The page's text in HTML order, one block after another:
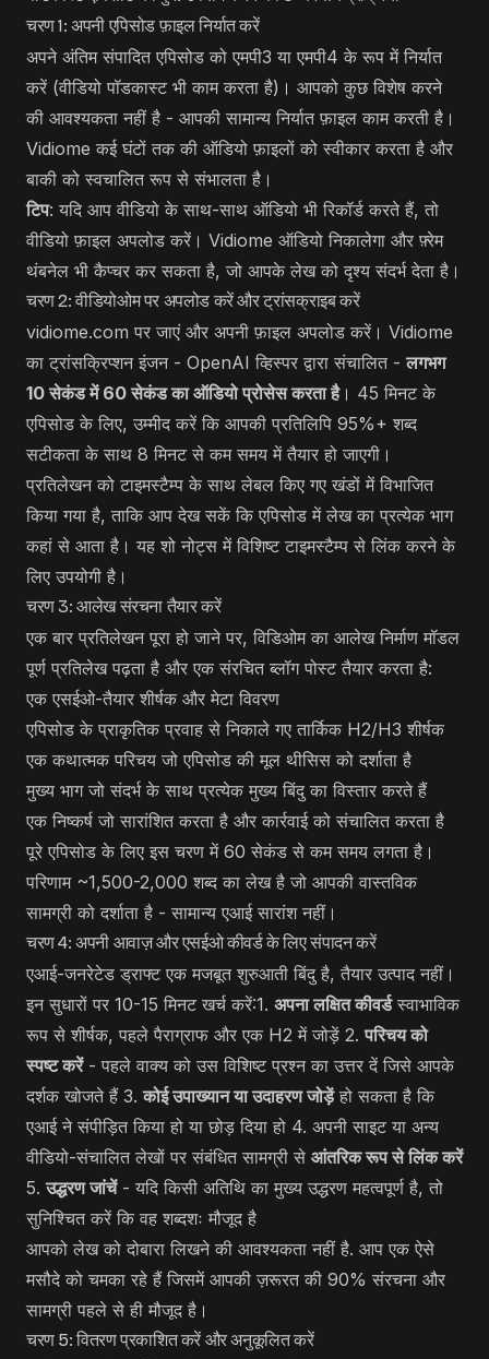
चरण 1: अपनी एपिसोड फ़ाइल निर्यात करें
अपने अंतिम संपादित एपिसोड को एमपी3 या एमपी4 के रूप में निर्यात
करें (वीडियो पॉडकास्ट भी काम करता है)। आपको कुछ विशेष करने
की आवश्यकता नहीं है - आपकी सामान्य निर्यात फ़ाइल काम करती है।
Vidiome कई घंटों तक की ऑडियो फ़ाइलों को स्वीकार करता है और
बाकी को स्वचालित रूप से संभालता है।
टिप: यदि आप वीडियो के साथ-साथ ऑडियो भी रिकॉर्ड करते हैं, तो
वीडियो फ़ाइल अपलोड करें। Vidiome ऑडियो निकालेगा और फ़्रेम
थंबनेल भी कैप्चर कर सकता है, जो आपके लेख को दृश्य संदर्भ देता है।
चरण 2: वीडियोओम पर अपलोड करें और ट्रांसक्राइब करें
vidiome.com पर जाएं और अपनी फ़ाइल अपलोड करें। Vidiome
का ट्रांसक्रिप्शन इंजन - OpenAI व्हिस्पर द्वारा संचालित -लगभग
10 सेकंड में 60 सेकंड का ऑडियो प्रोसेस करता है। 45 मिनट के
एपिसोड के लिए, उम्मीद करें कि आपकी प्रतिलिपि 95%+ शब्द
सटीकता के साथ 8 मिनट से कम समय में तैयार हो जाएगी।
प्रतिलेखन को टाइमस्टैम्प के साथ लेबल किए गए खंडों में विभाजित
किया गया है, ताकि आप देख सकें कि एपिसोड में लेख का प्रत्येक भाग
कहां से आता है। यह शो नोट्स में विशिष्ट टाइमस्टैम्प से लिंक करने के
लिए उपयोगी है।
चरण 3: आलेख संरचना तैयार करें
एक बार प्रतिलेखन पूरा हो जाने पर, विडिओम का आलेख निर्माण मॉडल
पूर्ण प्रतिलेख पढ़ता है और एक संरचित ब्लॉग पोस्ट तैयार करता है:
एक एसईओ-तैयार शीर्षक और मेटा विवरण
एपिसोड के प्राकृतिक प्रवाह से निकाले गए तार्किक H2/H3 शीर्षक
एक कथात्मक परिचय जो एपिसोड की मूल थीसिस को दर्शाता है
मुख्य भाग जो संदर्भ के साथ प्रत्येक मुख्य बिंदु का विस्तार करते हैं
एक निष्कर्ष जो सारांशित करता है और कार्रवाई को संचालित करता है
पूरे एपिसोड के लिए इस चरण में 60 सेकंड से कम समय लगता है।
परिणाम ~1,500-2,000 शब्द का लेख है जो आपकी वास्तविक
सामग्री को दर्शाता है - सामान्य एआई सारांश नहीं।
चरण 4: अपनी आवाज़ और एसईओ कीवर्ड के लिए संपादन करें
एआई-जनरेटेड ड्राफ्ट एक मजबूत शुरुआती बिंदु है, तैयार उत्पाद नहीं।
इन सुधारों पर 10-15 मिनट खर्च करें:1. अपना लक्षित कीवर्डस्वाभाविक
रूप से शीर्षक, पहले पैराग्राफ और एक H2 में जोड़ें 2.परिचय को
स्पष्ट करें- पहले वाक्य को उस विशिष्ट प्रश्न का उत्तर दें जिसे आपके
दर्शक खोजते हैं 3.कोई उपाख्यान या उदाहरण जोड़ेंहो सकता है कि
एआई ने संपीड़ित किया हो या छोड़ दिया हो 4. अपनी साइट या अन्य
वीडियो-संचालित लेखों पर संबंधित सामग्री से आंतरिक रूप से लिंक करें
5.उद्धरण जांचें- यदि किसी अतिथि का मुख्य उद्धरण महत्वपूर्ण है, तो
सुनिश्चित करें कि वह शब्दशः मौजूद है
आपको लेख को दोबारा लिखने की आवश्यकता नहीं है. आप एक ऐसे
मसौदे को चमका रहे हैं जिसमें आपकी ज़रूरत की 90% संरचना और
सामग्री पहले से ही मौजूद है।
चरण 5: वितरण प्रकाशित करें और अनुकूलित करें